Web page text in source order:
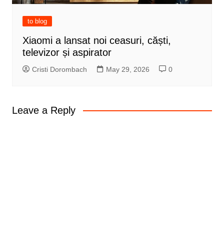
to blog
Xiaomi a lansat noi ceasuri, căști,
televizor și aspirator
Cristi Dorombach May 29, 2026 0
Leave a Reply